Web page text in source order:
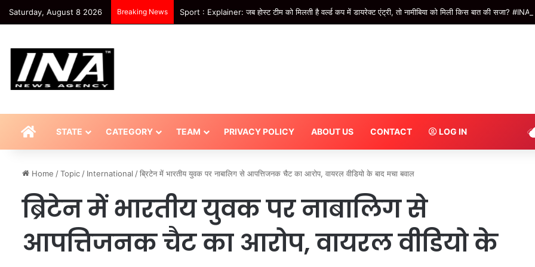
Saturday, August 8 2026 Breaking News Sport : Explainer: जब होस्ट टीम को मिलती है वर्ल्ड कप में डायरेक्ट एंट्री, तो नामीबिया को मिली किस बात की सजा? #INA
HOMESTATE CATEGORY TEAM PRIVACY POLICY ABOUT US CONTACT LOG IN
Home /Topic / International /ब्रिटेन में भारतीय युवक पर नाबालिग से आपत्तिजनक चैट का आरोप, वायरल वीडियो के बाद मचा बवाल
ब्रिटेन में भारतीय युवक पर नाबालिग से
आपत्तिजनक चैट का आरोप, वायरल वीडियो के